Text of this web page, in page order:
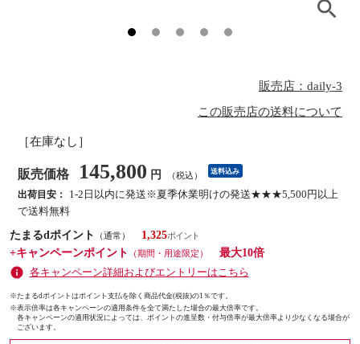
販売店：daily-3
この販売店の送料について
［在庫なし］
販売価格 145,800 円 （税込） 送料込み
出荷目安：
1-2日以内に発送※夏季休業明けの発送★★★5,500円以上
で送料無料
たまるdポイント
（通常）
1,325
+キャンペーンポイント
（期間・用途限定）
最大10倍
各キャンペーン詳細およびエントリーはこちら
※たまるdポイントはポイント支払を除く商品代金(税抜)の1％です。
※表示倍率は各キャンペーンの適用条件を全て満たした場合の最大倍率です。
各キャンペーンの適用状況によっては、ポイントの進呈数・付与倍率が最大倍率より少なくなる場合が
ございます。